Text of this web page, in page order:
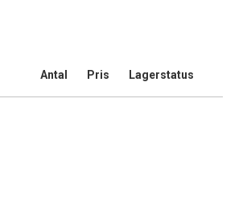
Antal Pris Lagerstatus